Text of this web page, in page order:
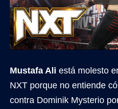
Mustafa Ali está molesto
NXT porque no entiende
contra Dominik Mysterio